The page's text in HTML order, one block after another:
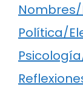
Política/